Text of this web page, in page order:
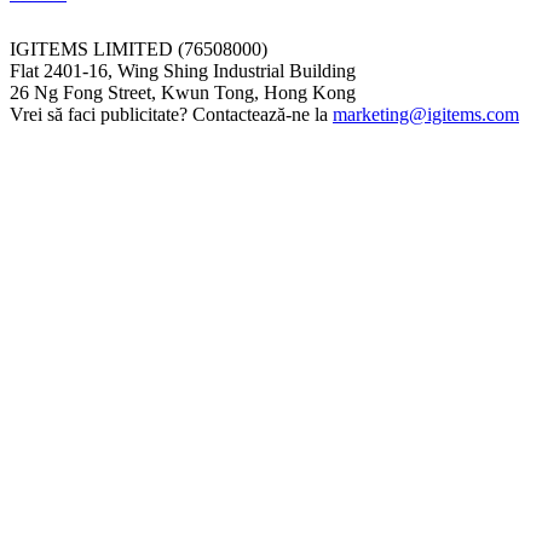
IGITEMS LIMITED (76508000)
Flat 2401-16, Wing Shing Industrial Building
26 Ng Fong Street, Kwun Tong, Hong Kong
Vrei să faci publicitate? Contactează-ne la marketing@igitems.com